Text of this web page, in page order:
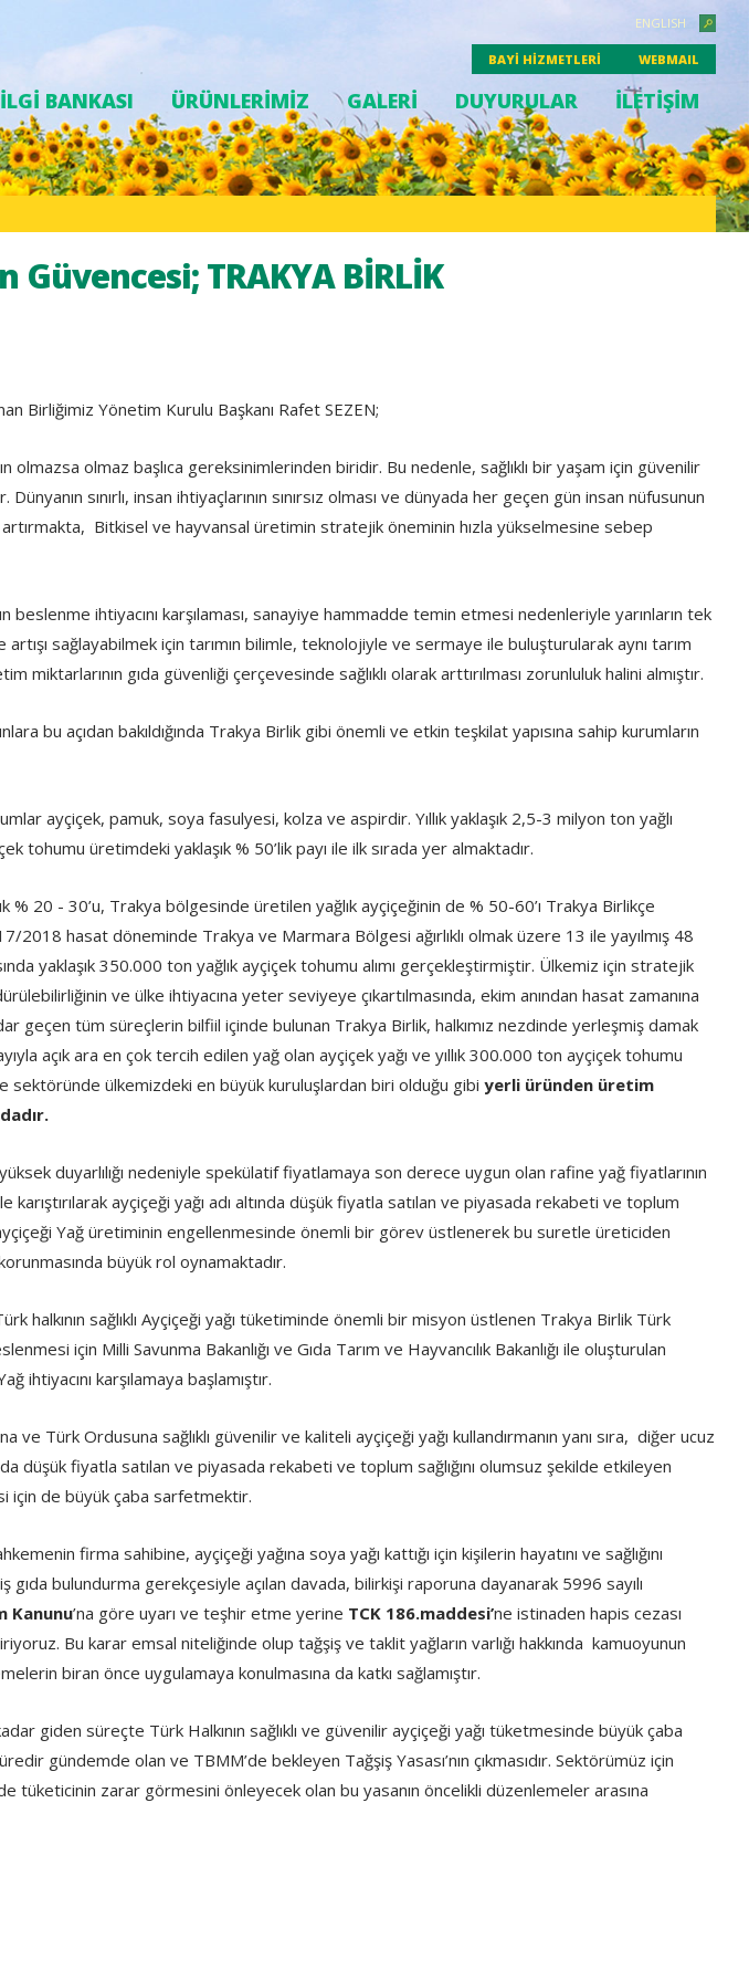
ENGLISH
BAYİ HİZMETLERİ WEBMAIL
BANKASI ÜRÜNLERİMİZ GALERİ DUYURULAR İLETİŞİM
Sosyal ve Kültürel
Faaliyetlerimiz
Anılar
TRAKYA BİRLİK
Birliğimiz Yönetim Kurulu Başkanı Rafet SEZEN;
olmazsa olmaz başlıca gereksinimlerinden biridir. Bu nedenle, sağlıklı bir yaşam için güvenilir
sınırlı, insan ihtiyaçlarının sınırsız olması ve dünyada her geçen gün insan nüfusunun
artırmakta, Bitkisel ve hayvansal üretimin stratejik öneminin hızla yükselmesine sebep
beslenme ihtiyacını karşılaması, sanayiye hammadde temin etmesi nedenleriyle yarınların tek
sağlayabilmek için tarımın bilimle, teknolojiyle ve sermaye ile buluşturularak aynı tarım
miktarlarının gıda güvenliği çerçevesinde sağlıklı olarak arttırılması zorunluluk halini almıştır.
bu açıdan bakıldığında Trakya Birlik gibi önemli ve etkin teşkilat yapısına sahip kurumların
ayçiçek, pamuk, soya fasulyesi, kolza ve aspirdir. Yıllık yaklaşık 2,5-3 milyon ton yağlı
tohumu üretimdeki yaklaşık % 50’lik payı ile ilk sırada yer almaktadır.
% 20 - 30’u, Trakya bölgesinde üretilen yağlık ayçiçeğinin de % 50-60’ı Trakya Birlikçe
hasat döneminde Trakya ve Marmara Bölgesi ağırlıklı olmak üzere 13 ile yayılmış 48
yaklaşık 350.000 ton yağlık ayçiçek tohumu alımı gerçekleştirmiştir. Ülkemiz için stratejik
ve ülke ihtiyacına yeter seviyeye çıkartılmasında, ekim anından hasat zamanına
geçen tüm süreçlerin bilfiil içinde bulunan Trakya Birlik, halkımız nezdinde yerleşmiş damak
açık ara en çok tercih edilen yağ olan ayçiçek yağı ve yıllık 300.000 ton ayçiçek tohumu
ülkemizdeki en büyük kuruluşlardan biri olduğu gibiyerli üründen üretim
duyarlılığı nedeniyle spekülatif fiyatlamaya son derece uygun olan rafine yağ fiyatlarının
ayçiçeği yağı adı altında düşük fiyatla satılan ve piyasada rekabeti ve toplum
Yağ üretiminin engellenmesinde önemli bir görev üstlenerek bu suretle üreticiden
büyük rol oynamaktadır.
halkının sağlıklı Ayçiçeği yağı tüketiminde önemli bir misyon üstlenen Trakya Birlik Türk
için Milli Savunma Bakanlığı ve Gıda Tarım ve Hayvancılık Bakanlığı ile oluşturulan
karşılamaya başlamıştır.
Türk Ordusuna sağlıklı güvenilir ve kaliteli ayçiçeği yağı kullandırmanın yanı sıra, diğer ucuz
düşük fiyatla satılan ve piyasada rekabeti ve toplum sağlığını olumsuz şekilde etkileyen
için de büyük çaba sarfetmektir.
firma sahibine, ayçiçeği yağına soya yağı kattığı için kişilerin hayatını ve sağlığını
bulundurma gerekçesiyle açılan davada, bilirkişi raporuna dayanarak 5996 sayılı
Kanunu’na göre uyarı ve teşhir etme yerine TCK 186.maddesi’ne istinaden hapis cezası
Bu karar emsal niteliğinde olup tağşiş ve taklit yağların varlığı hakkında kamuoyunun
biran önce uygulamaya konulmasına da katkı sağlamıştır.
giden süreçte Türk Halkının sağlıklı ve güvenilir ayçiçeği yağı tüketmesinde büyük çaba
gündemde olan ve TBMM’de bekleyen Tağşiş Yasası’nın çıkmasıdır. Sektörümüz için
tüketicinin zarar görmesini önleyecek olan bu yasanın öncelikli düzenlemeler arasına